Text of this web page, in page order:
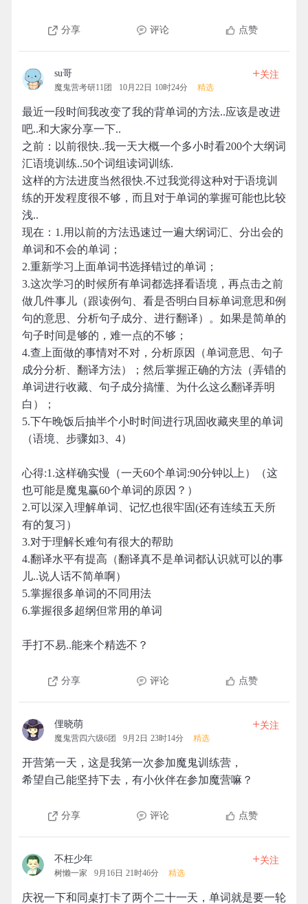
分享 评论 点赞
su哥
魔鬼营考研11团 10月22日 10时24分 精选
+关注
最近一段时间我改变了我的背单词的方法..应该是改进
吧..和大家分享一下..
之前：以前很快..我一天大概一个多小时看200个大纲词
汇语境训练..50个词组读词训练.
这样的方法进度当然很快.不过我觉得这种对于语境训
练的开发程度很不够，而且对于单词的掌握可能也比较
浅..
现在：1.用以前的方法迅速过一遍大纲词汇、分出会的
单词和不会的单词；
2.重新学习上面单词书选择错过的单词；
3.这次学习的时候所有单词都选择看语境，再点击之前
做几件事儿（跟读例句、看是否明白目标单词意思和例
句的意思、分析句子成分、进行翻译）。如果是简单的
句子时间是够的，难一点的不够；
4.查上面做的事情对不对，分析原因（单词意思、句子
成分分析、翻译方法）；然后掌握正确的方法（弄错的
单词进行收藏、句子成分搞懂、为什么这么翻译弄明
白）；
5.下午晚饭后抽半个小时时间进行巩固收藏夹里的单词
（语境、步骤如3、4）
心得:1.这样确实慢（一天60个单词:90分钟以上）（这
也可能是魔鬼赢60个单词的原因？）
2.可以深入理解单词、记忆也很牢固(还有连续五天所
有的复习）
3.对于理解长难句有很大的帮助
4.翻译水平有提高（翻译真不是单词都认识就可以的事
儿..说人话不简单啊）
5.掌握很多单词的不同用法
6.掌握很多超纲但常用的单词
手打不易..能来个精选不？
分享 评论 点赞
俚晓萌
魔鬼营四六级6团 9月2日 23时14分 精选
+关注
开营第一天，这是我第一次参加魔鬼训练营，
希望自己能坚持下去，有小伙伴在参加魔营嘛？
分享 评论 点赞
不枉少年
树懒一家 9月16日 21时46分 精选
+关注
庆祝一下和同桌打卡了两个二十一天，单词就是要一轮